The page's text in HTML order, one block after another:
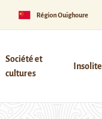
Région Ouïghoure
Société et
cultures
Insolite